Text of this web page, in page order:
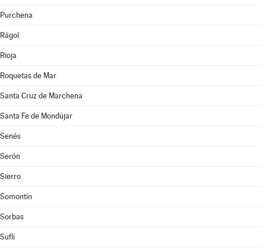
Purchena
Rágol
Rioja
Roquetas de Mar
Santa Cruz de Marchena
Santa Fe de Mondújar
Senés
Serón
Sierro
Somontín
Sorbas
Suflí